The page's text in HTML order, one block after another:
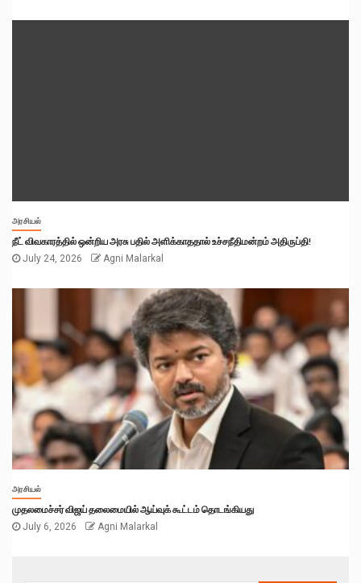
அரசியல்
நீட் விவகாரத்தில் ஒன்றிய அரசு பதில் அளிக்காததால் உச்சநீதிமன்றம் அதிருப்தி!
July 24, 2026
Agni Malarkal
அரசியல்
முதலமைச்சர் விஜய் தலைமையில் ஆய்வுக் கூட்டம் தொடங்கியது
July 6, 2026
Agni Malarkal